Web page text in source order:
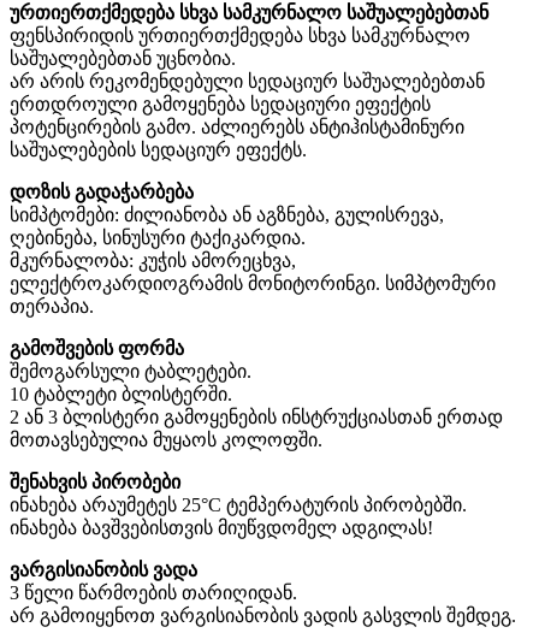
ურთიერთქმედება სხვა სამკურნალო საშუალებებთან
ფენსპირიდის ურთიერთქმედება სხვა სამკურნალო
საშუალებებთან უცნობია.
არ არის რეკომენდებული სედაციურ საშუალებებთან
ერთდროული გამოყენება სედაციური ეფექტის
პოტენცირების გამო. აძლიერებს ანტიჰისტამინური
საშუალებების სედაციურ ეფექტს.
დოზის გადაჭარბება
სიმპტომები: ძილიანობა ან აგზნება, გულისრევა,
ღებინება, სინუსური ტაქიკარდია.
მკურნალობა: კუჭის ამორეცხვა,
ელექტროკარდიოგრამის მონიტორინგი. სიმპტომური
თერაპია.
გამოშვების ფორმა
შემოგარსული ტაბლეტები.
10 ტაბლეტი ბლისტერში.
2 ან 3 ბლისტერი გამოყენების ინსტრუქციასთან ერთად
მოთავსებულია მუყაოს კოლოფში.
შენახვის პირობები
ინახება არაუმეტეს 25°С ტემპერატურის პირობებში.
ინახება ბავშვებისთვის მიუწვდომელ ადგილას!
ვარგისიანობის ვადა
3 წელი წარმოების თარიღიდან.
არ გამოიყენოთ ვარგისიანობის ვადის გასვლის შემდეგ.